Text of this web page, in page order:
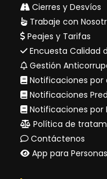
Cierres y Desvíos
Trabaje con
Peajes y Tarifas
Encuesta Calidad
Gestión
Notificaciones por
Notificaciones
Notificaciones por
Política de
Contáctenos
App para